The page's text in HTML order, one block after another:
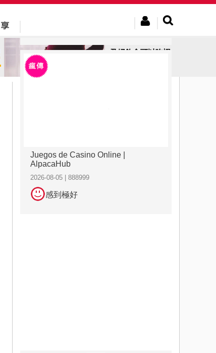
孕婦飲食可以吃蝦
Juegos de Casino Online |
AlpacaHub
2026-08-05 | 888999
感到極好